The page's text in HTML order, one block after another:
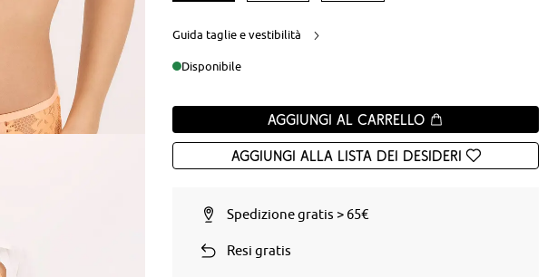
Guida taglie e vestibilità
Disponibile
Aggiungi al carrello
Aggiungi alla Lista dei desideri
Spedizione gratis > 65€
Resi gratis